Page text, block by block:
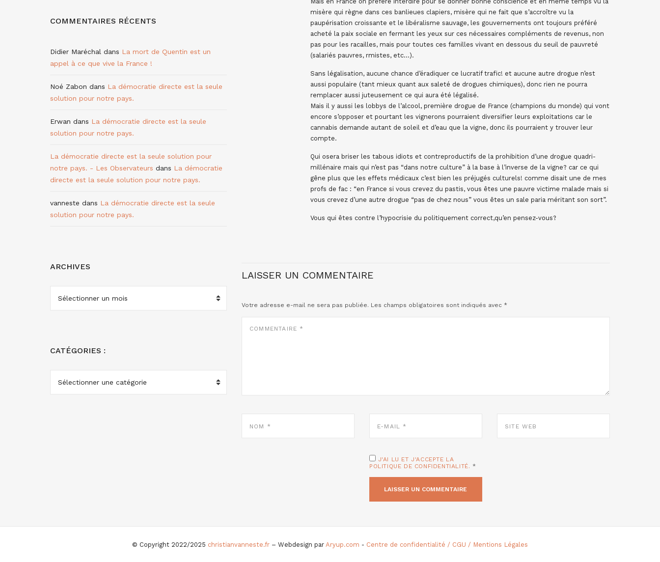
misère qui règne dans ces banlieues clapiers, misère qui ne fait que s’accroître vu la
paupérisation croissante et le libéralisme sauvage, les gouvernements ont toujours préféré
acheté la paix sociale en fermant les yeux sur ces nécessaires compléments de revenus, non
pas pour les racailles, mais pour toutes ces familles vivant en dessous du seuil de pauvreté
(salariés pauvres, rmistes, etc…).
Sans légalisation, aucune chance d’éradiquer ce lucratif trafic! et aucune autre drogue n’est
aussi populaire (tant mieux quant aux saleté de drogues chimiques), donc rien ne pourra
remplacer aussi juteusement ce qui aura été légalisé.
Mais il y aussi les lobbys de l’alcool, première drogue de France (champions du monde) qui vont
encore s’opposer et pourtant les vignerons pourraient diversifier leurs exploitations car le
cannabis demande autant de soleil et d’eau que la vigne, donc ils pourraient y trouver leur
compte.
Qui osera briser les tabous idiots et contreproductifs de la prohibition d’une drogue quadri-
millénaire mais qui n’est pas “dans notre culture” à la base à l’inverse de la vigne? car ce qui
gêne plus que les effets médicaux c’est bien les préjugés culturels! comme disait une de mes
profs de fac : “en France si vous crevez du pastis, vous êtes une pauvre victime malade mais si
vous crevez d’une autre drogue “pas de chez nous” vous êtes un sale paria méritant son sort”.
Vous qui êtes contre l’hypocrisie du politiquement correct,qu’en pensez-vous?
LAISSER UN COMMENTAIRE
Votre adresse e-mail ne sera pas publiée. Les champs obligatoires sont indiqués avec *
MAIL
WEB
J'AI LU ET J'ACCEPTE LA
POLITIQUE DE CONFIDENTIALITÉ. *
COMMENTAIRES RÉCENTS
Didier Maréchal dans La mort de Quentin est un
appel à ce que vive la France !
Noé Zabon dans La démocratie directe est la seule
solution pour notre pays.
Erwan dans La démocratie directe est la seule
solution pour notre pays.
La démocratie directe est la seule solution pour
notre pays. - Les Observateurs dans La démocratie
directe est la seule solution pour notre pays.
vanneste dans La démocratie directe est la seule
solution pour notre pays.
ARCHIVES
ARCHIVES
CATÉGORIES :
CATÉGORIES
© Copyright 2022/2025 christianvanneste.fr – Webdesign par Aryup.com - Centre de confidentialité / CGU / Mentions Légales